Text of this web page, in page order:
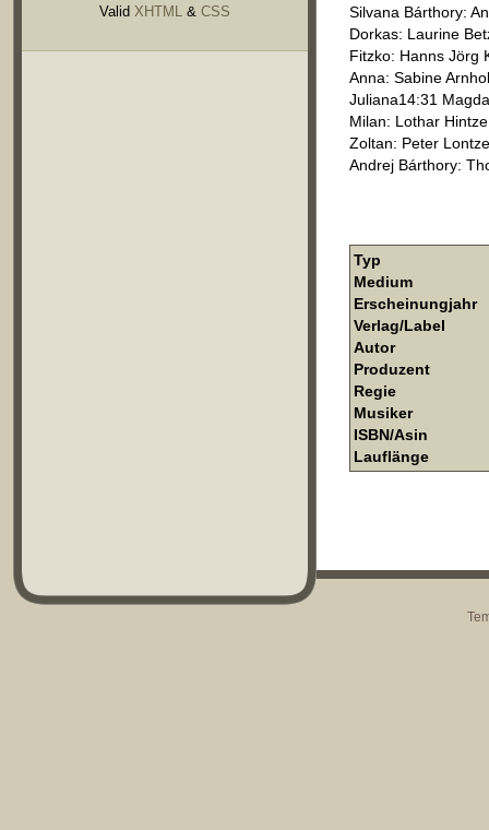
Valid XHTML & CSS
Silvana Bárthory:
Dorkas: Laurine
Fitzko: Hanns Jörg
Anna: Sabine
Juliana14:31
Milan: Lothar Hintze
Zoltan: Peter
Andrej Bárthory:
Typ
Medium
Erscheinungjahr
Verlag/Label
Autor
Produzent
Regie
Musiker
ISBN/Asin
Lauflänge